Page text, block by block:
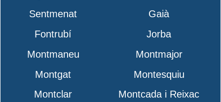
Sentmenat
Gaià
Fontrubí
Jorba
Montmaneu
Montmajor
Montgat
Montesquiu
Montclar
Montcada i Reixac